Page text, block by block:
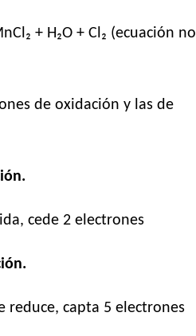
+ H₂O + Cl₂ (ecuación no
de oxidación y las de
cede 2 electrones
reduce, capta 5 electrones